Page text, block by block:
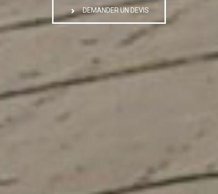
DEMANDER UN DEVIS